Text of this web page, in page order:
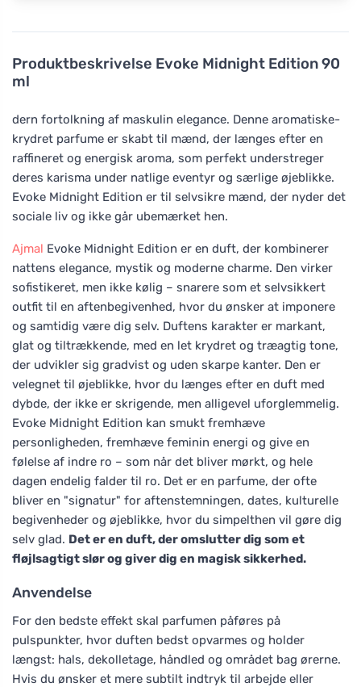
Produktbeskrivelse Evoke Midnight Edition 90
ml
dern fortolkning af maskulin elegance. Denne aromatiske-
krydret parfume er skabt til mænd, der længes efter en
raffineret og energisk aroma, som perfekt understreger
deres karisma under natlige eventyr og særlige øjeblikke.
Evoke Midnight Edition er til selvsikre mænd, der nyder det
sociale liv og ikke går ubemærket hen.
Ajmal Evoke Midnight Edition er en duft, der kombinerer
nattens elegance, mystik og moderne charme. Den virker
sofistikeret, men ikke kølig – snarere som et selvsikkert
outfit til en aftenbegivenhed, hvor du ønsker at imponere
og samtidig være dig selv. Duftens karakter er markant,
glat og tiltrækkende, med en let krydret og træagtig tone,
der udvikler sig gradvist og uden skarpe kanter. Den er
velegnet til øjeblikke, hvor du længes efter en duft med
dybde, der ikke er skrigende, men alligevel uforglemmelig.
Evoke Midnight Edition kan smukt fremhæve
personligheden, fremhæve feminin energi og give en
følelse af indre ro – som når det bliver mørkt, og hele
dagen endelig falder til ro. Det er en parfume, der ofte
bliver en "signatur" for aftenstemningen, dates, kulturelle
begivenheder og øjeblikke, hvor du simpelthen vil gøre dig
selv glad. Det er en duft, der omslutter dig som et
fløjlsagtigt slør og giver dig en magisk sikkerhed.
Anvendelse
For den bedste effekt skal parfumen påføres på
pulspunkter, hvor duften bedst opvarmes og holder
længst: hals, dekolletage, håndled og området bag ørerne.
Hvis du ønsker et mere subtilt indtryk til arbejde eller